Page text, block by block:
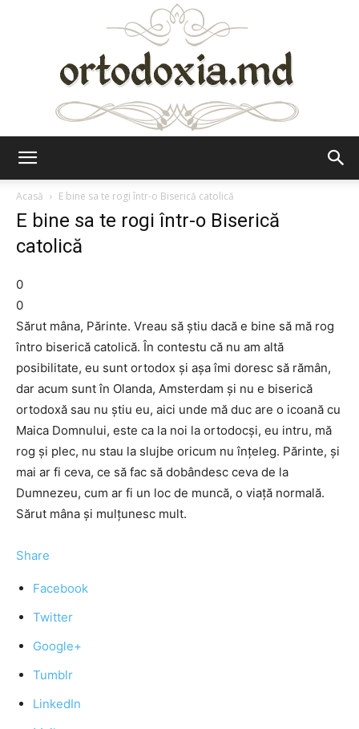
Acasă
E bine sa te rogi într-o Biserică catolică
E bine sa te rogi într-o Biserică
catolică
0
0
Sărut mâna, Părinte. Vreau să ştiu dacă e bine să mă rog
întro biserică catolică. În contestu că nu am altă
posibilitate, eu sunt ortodox şi aşa îmi doresc să rămân,
dar acum sunt în Olanda, Amsterdam şi nu e biserică
ortodoxă sau nu ştiu eu, aici unde mă duc are o icoană cu
Maica Domnului, este ca la noi la ortodocşi, eu intru, mă
rog şi plec, nu stau la slujbe oricum nu înţeleg. Părinte, şi
mai ar fi ceva, ce să fac să dobândesc ceva de la
Dumnezeu, cum ar fi un loc de muncă, o viaţă normală.
Sărut mâna şi mulţunesc mult.
Share
Facebook
Twitter
Google+
Tumblr
LinkedIn